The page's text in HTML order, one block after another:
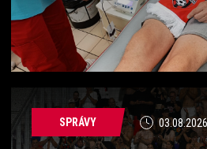
SPRÁVY 03.08.2026